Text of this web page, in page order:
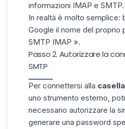
informazioni IMAP e SMTP.
In realtà è molto semplice:
Google il nome del proprio
SMTP IMAP ».
Passo 2. Autorizzare la
SMTP
Per connettersi alla
uno strumento esterno,
necessario autorizzare la
generare una password